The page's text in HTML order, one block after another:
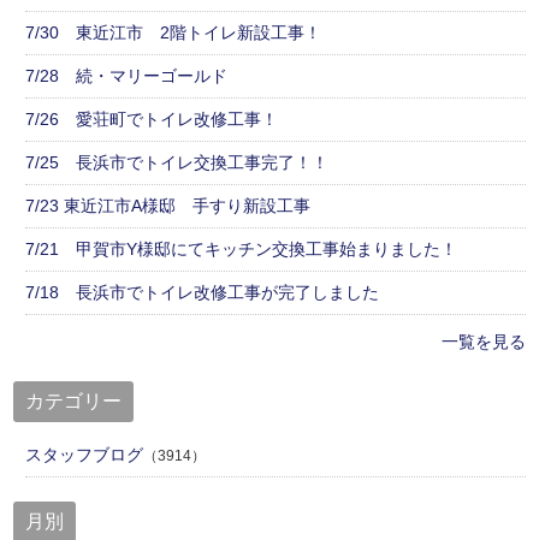
7/30 東近江市 2階トイレ新設工事！
7/28 続・マリーゴールド
7/26 愛荘町でトイレ改修工事！
7/25 長浜市でトイレ交換工事完了！！
7/23 東近江市A様邸 手すり新設工事
7/21 甲賀市Y様邸にてキッチン交換工事始まりました！
7/18 長浜市でトイレ改修工事が完了しました
一覧を見る
カテゴリー
スタッフブログ （3914）
月別